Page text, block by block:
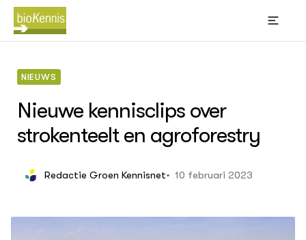
Leren
NIEUWS
Nieuwe kennisclips over
strokenteelt en agroforestry
Redactie Groen Kennisnet 10 februari 2023